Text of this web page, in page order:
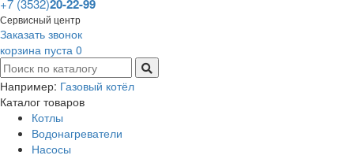
+7 (3532)20-22-99
Сервисный центр
Заказать звонок
корзина пуста 0
Например: Газовый котёл
Каталог товаров
Котлы
Водонагреватели
Насосы